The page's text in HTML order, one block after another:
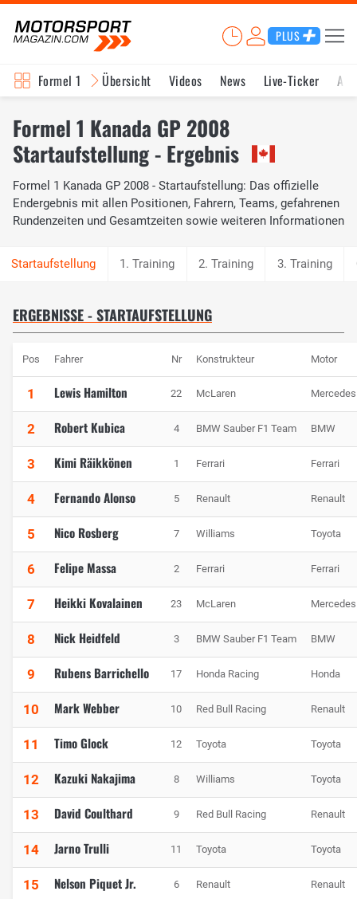
PLUS
Formel 1 Übersicht Videos News Live-Ticker
Formel 1 Kanada GP 2008
Startaufstellung - Ergebnis
Formel 1 Kanada GP 2008 - Startaufstellung: Das offizielle
Endergebnis mit allen Positionen, Fahrern, Teams, gefahrenen
Rundenzeiten und Gesamtzeiten sowie weiteren Informationen
1. Training 2. Training 3. Training
ERGEBNISSE - STARTAUFSTELLUNG
Pos Fahrer Nr Konstrukteur Motor
1 Lewis Hamilton 22 McLaren Mercedes
2 Robert Kubica 4 BMW Sauber F1 Team BMW
3 Kimi Räikkönen 1 Ferrari Ferrari
4 Fernando Alonso 5 Renault Renault
5 Nico Rosberg 7 Williams Toyota
6 Felipe Massa 2 Ferrari Ferrari
7 Heikki Kovalainen 23 McLaren Mercedes
8 Nick Heidfeld 3 BMW Sauber F1 Team BMW
9 Rubens Barrichello 17 Honda Racing Honda
10 Mark Webber 10 Red Bull Racing Renault
11 Timo Glock 12 Toyota Toyota
12 Kazuki Nakajima 8 Williams Toyota
13 David Coulthard 9 Red Bull Racing Renault
14 Jarno Trulli 11 Toyota Toyota
15 Nelson Piquet Jr. 6 Renault Renault